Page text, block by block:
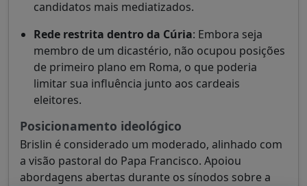
candidatos mais mediatizados.
Rede restrita dentro da Cúria: Embora seja
membro de um dicastério, não ocupou posições
de primeiro plano em Roma, o que poderia
limitar sua influência junto aos cardeais
eleitores.
Posicionamento ideológico
Brislin é considerado um moderado, alinhado com
a visão pastoral do Papa Francisco. Apoiou
abordagens abertas durante os sínodos sobre a